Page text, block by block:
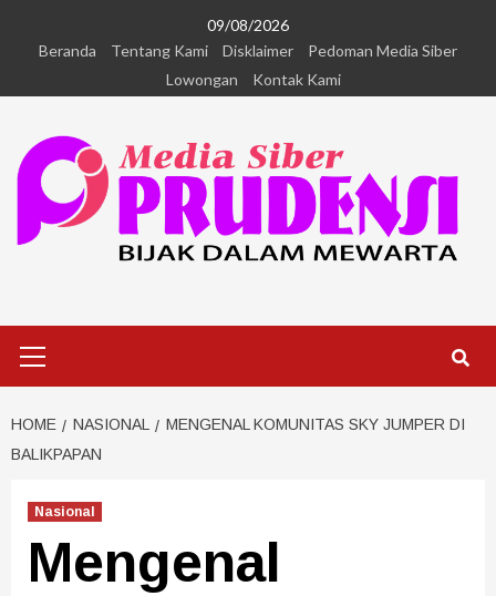
09/08/2026
Beranda
Tentang Kami Disklaimer
Pedoman Media Siber
Lowongan
Kontak Kami
HOME NASIONAL
MENGENAL KOMUNITAS SKY JUMPER DI
BALIKPAPAN
Nasional
Mengenal